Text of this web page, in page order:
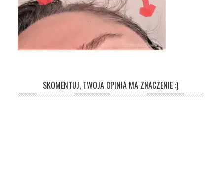
SKOMENTUJ, TWOJA OPINIA MA ZNACZENIE :)